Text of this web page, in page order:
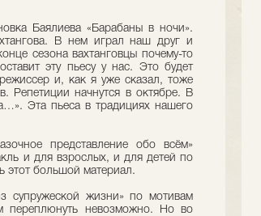
Баялиева «Барабаны в ночи».
В нем играл наш друг и
сезона вахтанговцы почему-то
эту пьесу у нас. Это будет
и, как я уже сказал, тоже
Репетиции начнутся в октябре. В
Эта пьеса в традициях нашего
представление обо всём»
и для взрослых, и для детей по
этот большой материал.
супружеской жизни» по мотивам
переплюнуть невозможно. Но во